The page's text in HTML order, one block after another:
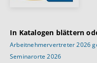
In Katalogen blättern
Arbeitnehmervertreter 2026
Seminarorte 2026